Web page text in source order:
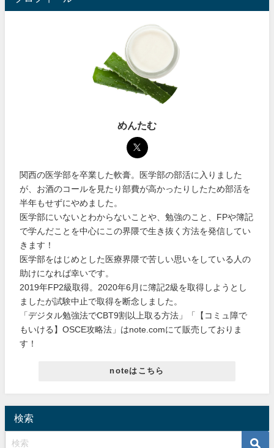
めんたむ
関西の医学部を卒業した軟膏。医学部の部活に入りました
が、お酒のコールを見たり部費が高かったりしたため部活を
半年もせずにやめました。
医学部にいないとわからないことや、勉強のこと、FPや簿記
で学んだことを中心にこの界隈で生き抜く方法を発信してい
きます！
医学部をはじめとした医療界隈で苦しい思いをしている人の
助けになれば幸いです。
2019年FP2級取得。2020年6月に簿記2級を取得しようとし
ましたが試験中止で取得を断念しました。
「デジタル勉強法でCBT9割以上取る方法」「【コミュ障で
もいける】OSCE攻略法」はnote.comにて販売しておりま
す！
noteはこちら
検索